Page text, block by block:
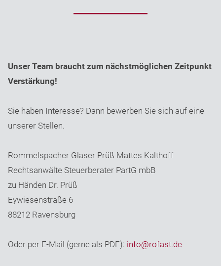
Unser Team braucht zum nächstmöglichen Zeitpunkt
Verstärkung!
Sie haben Interesse? Dann bewerben Sie sich auf eine
unserer Stellen.
Rommelspacher Glaser Prüß Mattes Kalthoff
Rechtsanwälte Steuerberater PartG mbB
zu Händen Dr. Prüß
Eywiesenstraße 6
88212 Ravensburg
Oder per E-Mail (gerne als PDF): info@rofast.de